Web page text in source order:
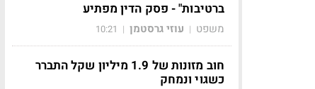
ברטיבות" - פסק הדין מפתיע
משפט | עוזי גרסטמן |
10:21
חוב מזונות של 1.9 מיליון שקל התברר
כשגוי ונמחק